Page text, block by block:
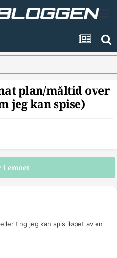
plan/måltid over
jeg kan spise)
i emnet
ting jeg kan spis iløpet av en